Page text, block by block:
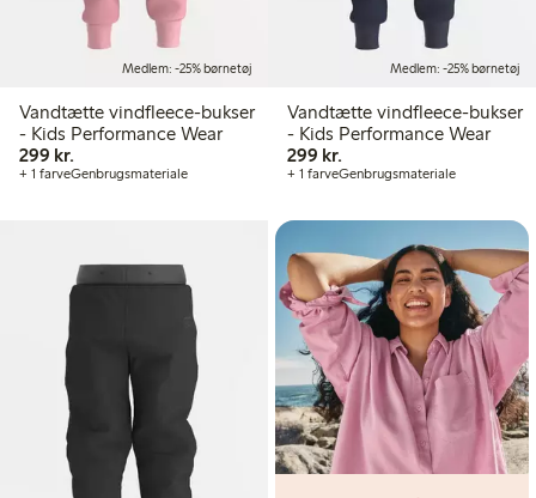
Medlem: -25% børnetøj
Vandtætte vindfleece-bukser
- Kids Performance Wear
299 kr.
+ 1 farveGenbrugsmateriale
Medlem: -25% børnetøj
Vandtætte vindfleece-bukser
- Kids Performance Wear
299 kr.
+ 1 farveGenbrugsmateriale